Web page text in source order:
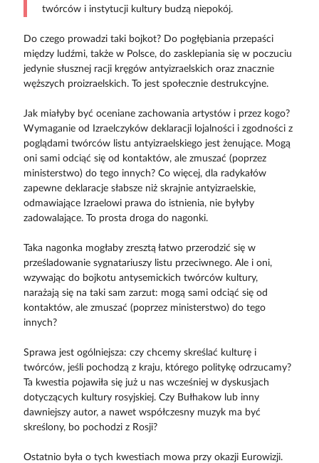
twórców i instytucji kultury budzą niepokój.
Do czego prowadzi taki bojkot? Do pogłębiania przepaści
między ludźmi, także w Polsce, do zasklepiania się w poczuciu
jedynie słusznej racji kręgów antyizraelskich oraz znacznie
węższych proizraelskich. To jest społecznie destrukcyjne.
Jak miałyby być oceniane zachowania artystów i przez kogo?
Wymaganie od Izraelczyków deklaracji lojalności i zgodności z
poglądami twórców listu antyizraelskiego jest żenujące. Mogą
oni sami odciąć się od kontaktów, ale zmuszać (poprzez
ministerstwo) do tego innych? Co więcej, dla radykałów
zapewne deklaracje słabsze niż skrajnie antyizraelskie,
odmawiające Izraelowi prawa do istnienia, nie byłyby
zadowalające. To prosta droga do nagonki.
Taka nagonka mogłaby zresztą łatwo przerodzić się w
prześladowanie sygnatariuszy listu przeciw­nego. Ale i oni,
wzywając do bojkotu antysemickich twórców kultury,
narażają się na taki sam zarzut: mogą sami odciąć się od
kontaktów, ale zmuszać (poprzez ministerstwo) do tego
innych?
Sprawa jest ogólniejsza: czy chcemy skreślać kulturę i
twórców, jeśli pochodzą z kraju, którego politykę odrzucamy?
Ta kwestia pojawiła się już u nas wcześniej w dyskusjach
dotyczących kultury rosyjskiej. Czy Bułhakow lub inny
dawniejszy autor, a nawet współczesny muzyk ma być
skreślony, bo pochodzi z Rosji?
Ostatnio była o tych kwestiach mowa przy okazji Eurowizji.